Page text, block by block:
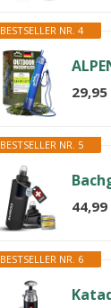
BESTSELLER NR. 4
29,95
BESTSELLER NR. 5
44,99
BESTSELLER NR. 6